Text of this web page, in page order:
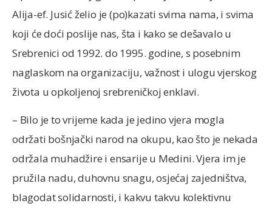
Alija-ef. Jusić želio je (po)kazati svima nama, i svima
koji će doći poslije nas, šta i kako se dešavalo u
Srebrenici od 1992. do 1995. godine, s posebnim
naglaskom na organizaciju, važnost i ulogu vjerskog
života u opkoljenoj srebreničkoj enklavi.
– Bilo je to vrijeme kada je jedino vjera mogla
održati bošnjački narod na okupu, kao što je nekada
održala muhadžire i ensarije u Medini. Vjera im je
pružila nadu, duhovnu snagu, osjećaj zajedništva,
blagodat solidarnosti, i kakvu takvu kolektivnu